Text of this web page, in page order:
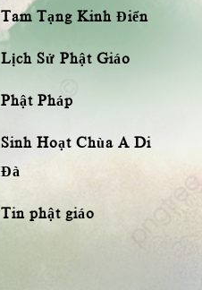
Tam Tạng Kinh Điển
Lịch Sử Phật Giáo
Phật Pháp
Sinh Hoạt Chùa A Di
Đà
Tin phật giáo